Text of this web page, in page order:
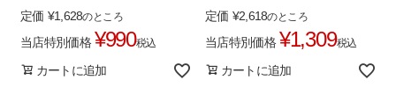
定価 ¥1,628のところ
当店特別価格 ¥990税込
カートに追加
定価 ¥2,618のところ
当店特別価格 ¥1,309税込
カートに追加